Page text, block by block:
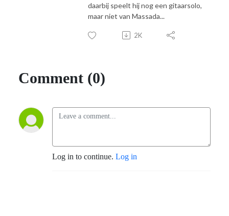
daarbij speelt hij nog een gitaarsolo,
maar niet van Massada...
2K
Comment (0)
Log in to continue. Log in